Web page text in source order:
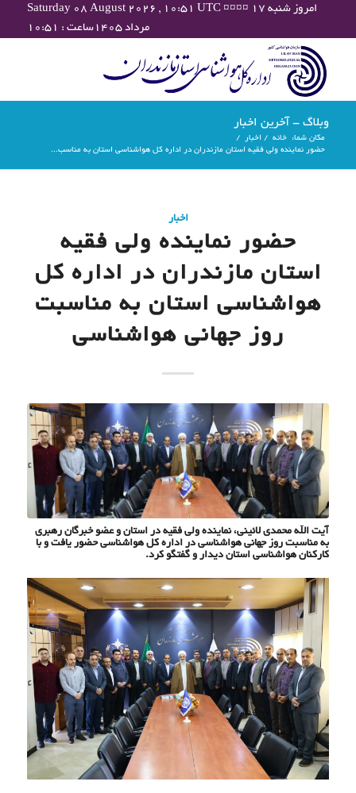
Saturday 08 August 2026 , 10:51 UTC ¤¤¤¤ امروز شنبه ۱۷
مرداد ۱۴۰۵ساعت : ۱۰:۵۱
وبلاگ - آخرین اخبار
مکان شما: خانه / اخبار
/
حضور نماینده ولی فقیه استان مازندران در اداره کل هواشناسی استان به مناسب...
اخبار
حضور نماینده ولی فقیه
استان مازندران در اداره کل
هواشناسی استان به مناسبت
روز جهانی هواشناسی
آیت الله محمدی لائینی، نماینده ولی فقیه در استان و عضو خبرگان رهبری
به مناسبت روز جهانی هواشناسی در اداره کل هواشناسی حضور یافت و با
کارکنان هواشناسی استان دیدار و گفتگو کرد.